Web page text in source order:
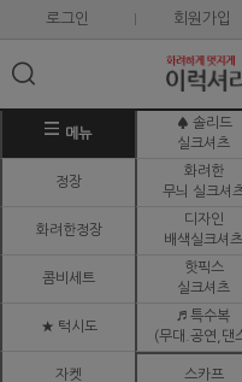
로그인 회원가입
메뉴
♠ 솔리드
실크셔츠
정장
화려한
무늬 실크셔
화려한정장
디자인
배색실크셔츠
콤비세트
핫픽스
실크셔츠
★ 턱시도
♬ 특수복
(무대.공연,댄
자켓 스카프